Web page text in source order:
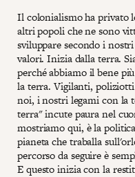
Il colonialismo ha privato
altri popoli che ne sono
sviluppare secondo i
valori. Inizia dalla terra.
perché abbiamo il bene
la terra. Vigilanti,
noi, i nostri legami con la
terra" incute paura nel
mostriamo qui, è la
pianeta che traballa
percorso da seguire è
E questo inizia con la